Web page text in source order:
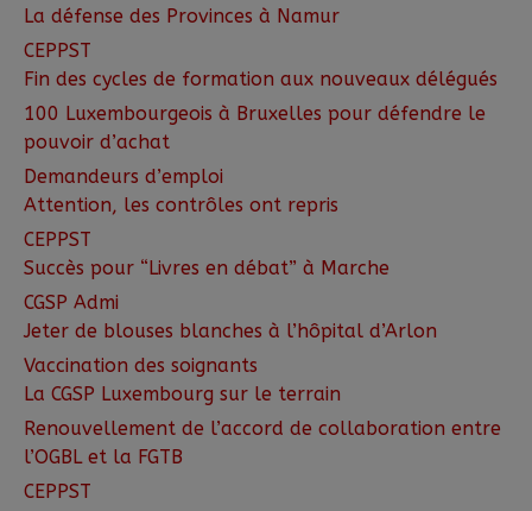
La défense des Provinces à Namur
CEPPST
Fin des cycles de formation aux nouveaux délégués
100 Luxembourgeois à Bruxelles pour défendre le
pouvoir d’achat
Demandeurs d’emploi
Attention, les contrôles ont repris
CEPPST
Succès pour “Livres en débat” à Marche
CGSP Admi
Jeter de blouses blanches à l’hôpital d’Arlon
Vaccination des soignants
La CGSP Luxembourg sur le terrain
Renouvellement de l’accord de collaboration entre
l’OGBL et la FGTB
CEPPST